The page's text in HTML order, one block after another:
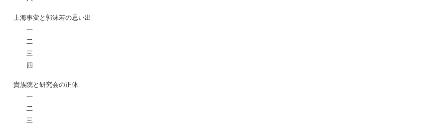
上海事変と郭沫若の思い出
一
二
三
四
貴族院と研究会の正体
一
二
三